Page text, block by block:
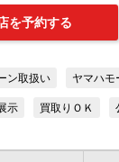
を予約する
ン取扱い ヤマハモ
示 買取りＯＫ